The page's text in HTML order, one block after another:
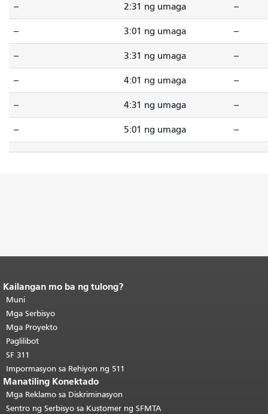
-- 2:31 ng umaga --
-- 3:01 ng umaga --
-- 3:31 ng umaga --
-- 4:01 ng umaga --
-- 4:31 ng umaga --
-- 5:01 ng umaga --
Katapusan ng nilalaman ng
pahina.
pahinang ito ay nauulit sa bawat
pahina.Bumalik sa tuktok ng
pangunahing nilalaman
Kailangan mo ba ng tulong?
Muni
Mga Serbisyo
Mga Proyekto
Paglilibot
SF 311
Impormasyon sa Rehiyon ng 511
Manatiling Konektado
Mga Reklamo sa Diskriminasyon
Sentro ng Serbisyo sa Kustomer ng SFMTA